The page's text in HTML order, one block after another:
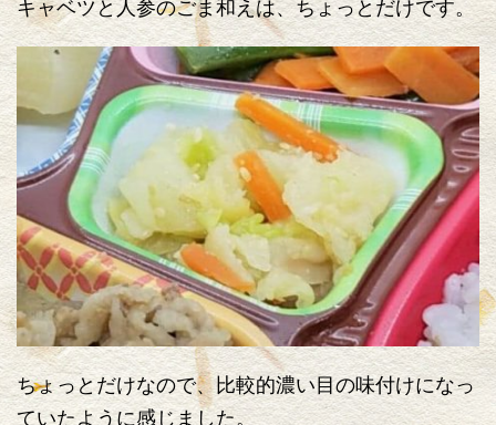
キャベツと人参のごま和えは、ちょっとだけです。
ちょっとだけなので、比較的濃い目の味付けになっ
ていたように感じました。